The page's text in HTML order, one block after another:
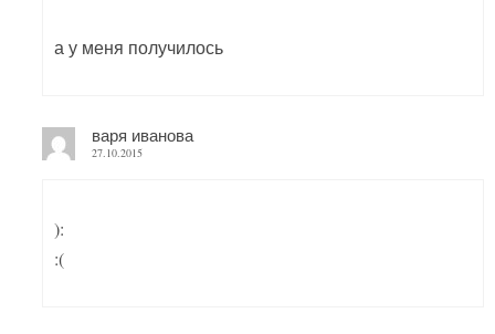
а у меня получилось
варя иванова
27.10.2015
):
:(